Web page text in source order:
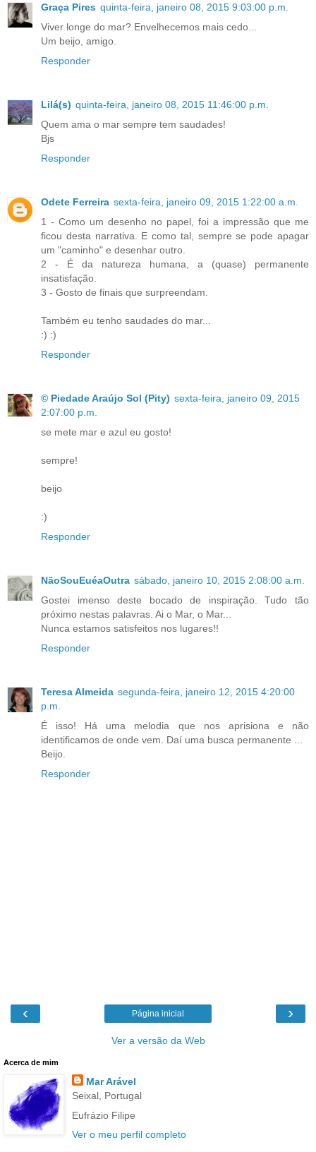
Graça Pires quinta-feira, janeiro 08, 2015 9:03:00 p.m.
Viver longe do mar? Envelhecemos mais cedo...
Um beijo, amigo.
Responder
Lilá(s) quinta-feira, janeiro 08, 2015 11:46:00 p.m.
Quem ama o mar sempre tem saudades!
Bjs
Responder
Odete Ferreira sexta-feira, janeiro 09, 2015 1:22:00 a.m.
1 - Como um desenho no papel, foi a impressão que me
ficou desta narrativa. E como tal, sempre se pode apagar
um "caminho" e desenhar outro.
2 - É da natureza humana, a (quase) permanente
insatisfação.
3 - Gosto de finais que surpreendam.
Também eu tenho saudades do mar...
:) :)
Responder
© Piedade Araújo Sol (Pity) sexta-feira, janeiro 09, 2015
2:07:00 p.m.
se mete mar e azul eu gosto!
sempre!
beijo
:)
Responder
NãoSouEuéaOutra sábado, janeiro 10, 2015 2:08:00 a.m.
Gostei imenso deste bocado de inspiração. Tudo tão
próximo nestas palavras. Ai o Mar, o Mar...
Nunca estamos satisfeitos nos lugares!!
Responder
Teresa Almeida segunda-feira, janeiro 12, 2015 4:20:00
p.m.
É isso! Há uma melodia que nos aprisiona e não
identificamos de onde vem. Daí uma busca permanente ...
Beijo.
Responder
‹ ›
Página inicial
Ver a versão da Web
Acerca de mim
Mar Arável
Seixal, Portugal
Eufrázio Filipe
Ver o meu perfil completo